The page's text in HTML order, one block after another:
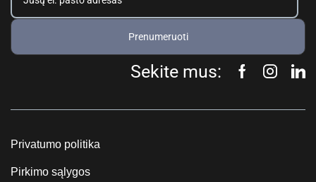
Prenumeruoti
Sekite mus:
Privatumo politika
Pirkimo sąlygos